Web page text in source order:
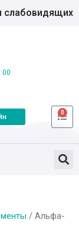
слабовидящих
0
/ Альфа-